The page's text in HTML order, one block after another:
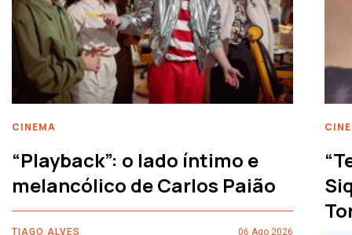
CINEMA
“Playback”: o lado íntimo e
melancólico de Carlos Paião
TIAGO ALVES 06 Ago 2026